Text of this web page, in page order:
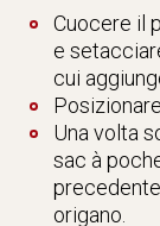
Cuocere il
e
cui
Una volta
sac à
origano.